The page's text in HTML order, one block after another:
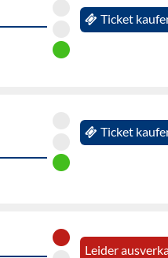
Ticket
Ticket
Leider